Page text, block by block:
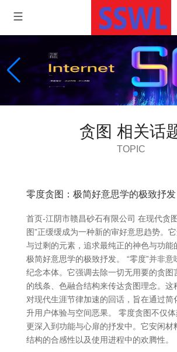
贪图 相关话
TOPIC
零度贪图：极简好意思学的极致抒发
首页-江阴市赣昌砂石有限公司 在现代贪
图”正缓缓成为一种新的审好意思趋势。
与过剩的元素，追求最纯正的神色与功能
极简好意思学的极致抒发。 “零度”并非意
纪念本体。它强调去除一切无用要的贪图
的线条、色融合结构来传达贪图理念。这
对现代生涯节律加速的回话，旨在通过简
升用户体验与空间恶果。 零度贪图不仅体
更深入到功能与心扉的抒发中。它安闲材
结构的合感性以及使用进程中的欢腾性。